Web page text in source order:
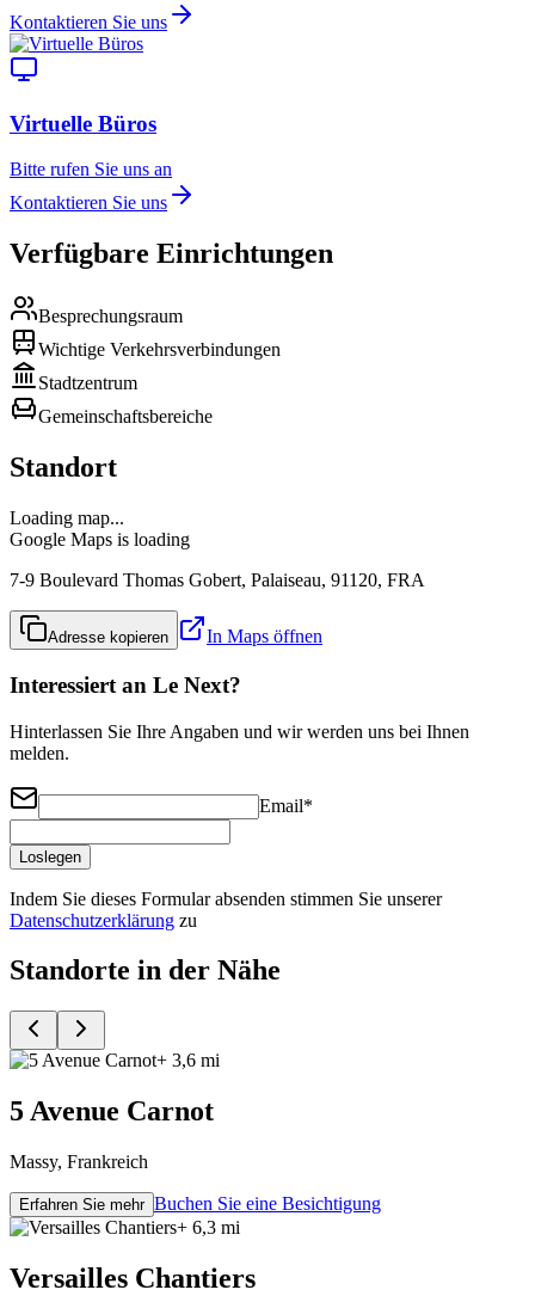
Kontaktieren Sie uns
Virtuelle Büros
Bitte rufen Sie uns an
Kontaktieren Sie uns
Verfügbare Einrichtungen
Besprechungsraum
Wichtige Verkehrsverbindungen
Stadtzentrum
Gemeinschaftsbereiche
Standort
Loading map...
Google Maps is loading
7-9 Boulevard Thomas Gobert, Palaiseau, 91120, FRA
Adresse kopieren In Maps öffnen
Interessiert an Le Next?
Hinterlassen Sie Ihre Angaben und wir werden uns bei Ihnen
melden.
Email*
Loslegen
Indem Sie dieses Formular absenden stimmen Sie unserer
Datenschutzerklärung zu
Standorte in der Nähe
+ 3,6 mi
5 Avenue Carnot
Massy, Frankreich
Erfahren Sie mehr Buchen Sie eine Besichtigung
+ 6,3 mi
Versailles Chantiers